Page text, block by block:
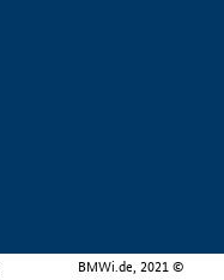
BMWi.de, 2021 ©